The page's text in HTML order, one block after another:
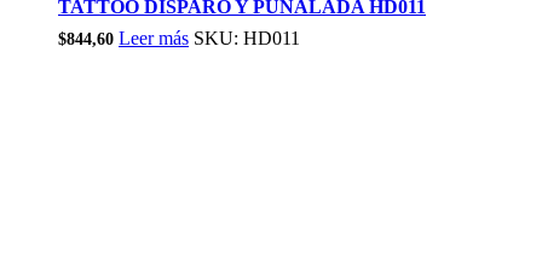
TATTOO DISPARO Y PUÑALADA HD011
$844,60 Leer más SKU: HD011